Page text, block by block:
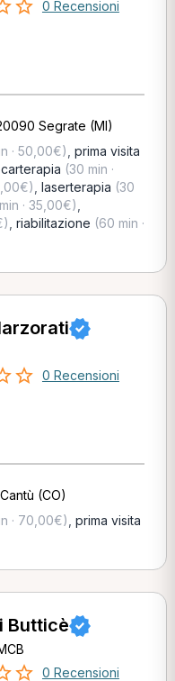
0 Recensioni
Segrate (MI)
· 50,00€) prima visita
(30 min ·
laserterapia (30
· 35,00€)
riabilitazione (60 min ·
0 Recensioni
(CO)
· 70,00€) prima visita
Butticè
0 Recensioni